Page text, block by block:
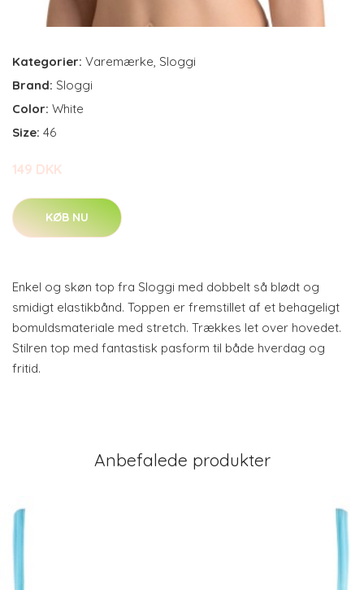
Kategorier: Varemærke, Sloggi
Brand: Sloggi
Color: White
Size: 46
149 DKK
KØB NU
Enkel og skøn top fra Sloggi med dobbelt så blødt og
smidigt elastikbånd. Toppen er fremstillet af et behageligt
bomuldsmateriale med stretch. Trækkes let over hovedet.
Stilren top med fantastisk pasform til både hverdag og
fritid.
Anbefalede produkter